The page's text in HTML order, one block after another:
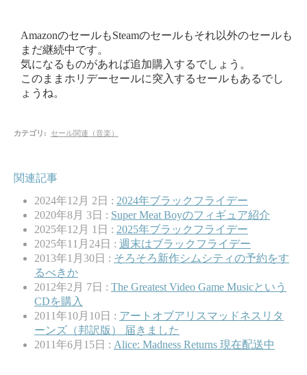
AmazonのセールもSteamのセールもそれ以外のセールも
まだ継続中です。
気になるものがあれば追加購入するでしょう。
このままホリデーセールに突入するセールもあるでし
ょうね。
カテゴリ : セール関連（音楽）
関連記事
2024年12月 2日 : 2024年ブラックフライデー
2020年8月 3日 : Super Meat Boyのフィギュア紹介
2025年12月 1日 : 2025年ブラックフライデー
2025年11月24日 : 週末はブラックフライデー
2013年1月30日 : そろそろ新作シムシティの予約をす
るべきか
2012年2月 7日 : The Greatest Video Game Musicという
CDを購入
2011年10月10日 : アートオブアリスマッドネスリタ
ーンズ（邦訳版） 届きました
2011年6月15日 : Alice: Madness Returns 現在配送中